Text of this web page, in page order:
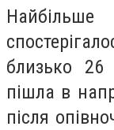
близько
пішла в
після